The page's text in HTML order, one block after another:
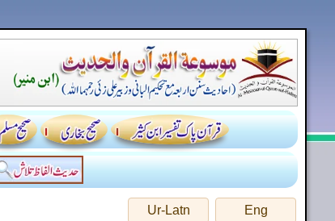
Eng
Ur-Latn